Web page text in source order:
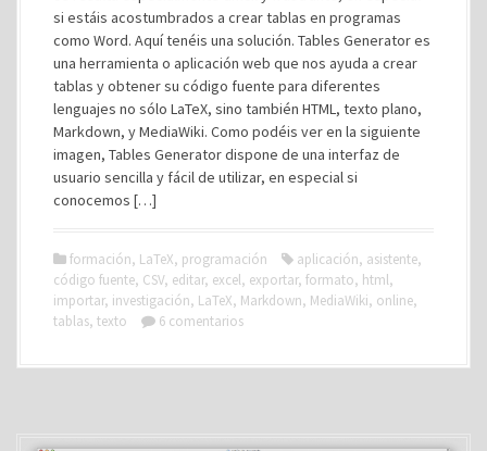
si estáis acostumbrados a crear tablas en programas
como Word. Aquí tenéis una solución. Tables Generator es
una herramienta o aplicación web que nos ayuda a crear
tablas y obtener su código fuente para diferentes
lenguajes no sólo LaTeX, sino también HTML, texto plano,
Markdown, y MediaWiki. Como podéis ver en la siguiente
imagen, Tables Generator dispone de una interfaz de
usuario sencilla y fácil de utilizar, en especial si
conocemos […]
formación, LaTeX, programación aplicación, asistente,
código fuente, CSV, editar, excel, exportar, formato, html,
importar, investigación, LaTeX, Markdown, MediaWiki, online,
tablas, texto 6 comentarios